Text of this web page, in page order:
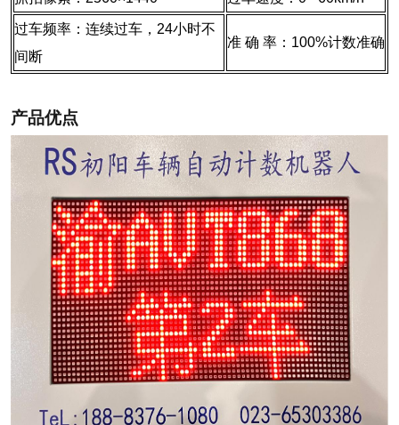
过车频率：连续过车，24小时不
间断
准 确 率：100%计数准确
产品优点